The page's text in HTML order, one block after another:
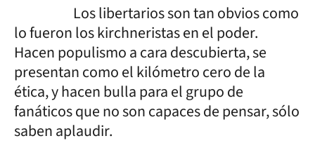
Los libertarios son tan obvios como
lo fueron los kirchneristas en el poder.
Hacen populismo a cara descubierta, se
presentan como el kilómetro cero de la
ética, y hacen bulla para el grupo de
fanáticos que no son capaces de pensar, sólo
saben aplaudir.